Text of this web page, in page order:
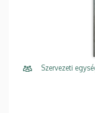
Szervezeti